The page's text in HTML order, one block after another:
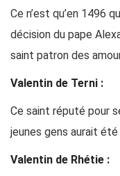
Ce n’est qu’en 1496
décision du pape
saint patron des
Valentin de Terni :
Ce saint réputé pour
jeunes gens aurait
Valentin de Rhétie :